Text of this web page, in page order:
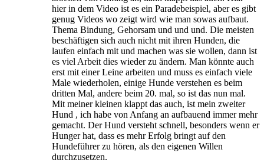
hier in dem Video ist es ein Paradebeispiel, aber es gibt
genug Videos wo zeigt wird wie man sowas aufbaut.
Thema Bindung, Gehorsam und und und. Die meisten
beschäftigen sich auch nicht mit ihren Hunden, die
laufen einfach mit und machen was sie wollen, dann ist
es viel Arbeit dies wieder zu ändern. Man könnte auch
erst mit einer Leine arbeiten und muss es einfach viele
Male wiederholen, einige Hunde verstehen es beim
dritten Mal, andere beim 20. mal, so ist das nun mal.
Mit meiner kleinen klappt das auch, ist mein zweiter
Hund , ich habe von Anfang an aufbauend immer mehr
gemacht. Der Hund versteht schnell, besonders wenn er
Hunger hat, dass es mehr Erfolg bringt auf den
Hundeführer zu hören, als den eigenen Willen
durchzusetzen.